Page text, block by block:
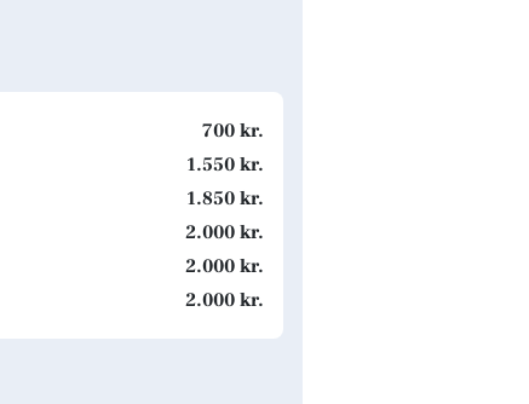
700 kr.
1.550 kr.
1.850 kr.
2.000 kr.
2.000 kr.
2.000 kr.